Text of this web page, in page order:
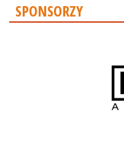
SPONSORZY